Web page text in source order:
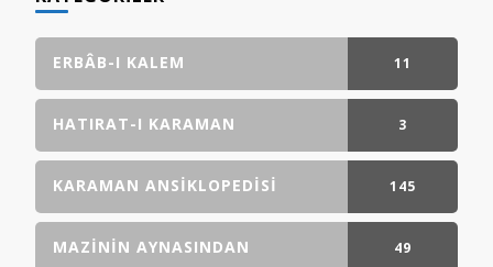
ERBÂB-I KALEM 11
GÖNDERI(LER)
HATIRAT-I KARAMAN 3
GÖNDERI(LER)
KARAMAN ANSIKLOPEDISI 145
GÖNDERI(LER)
MAZININ AYNASINDAN 49